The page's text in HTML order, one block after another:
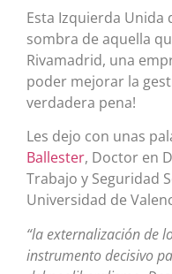
Esta Izquierda Unida
sombra de aquella
Rivamadrid, una
poder mejorar la
verdadera pena!
Les dejo con unas
Ballester, Doctor en
Trabajo y Seguridad
Universidad de
“la externalización de
instrumento decisivo